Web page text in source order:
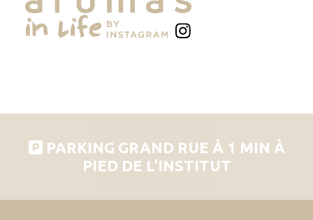
PARKING GRAND RUE À 1 MIN À
PIED DE L’INSTITUT